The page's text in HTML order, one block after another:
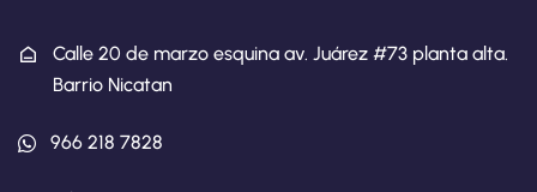
Calle 20 de marzo esquina av. Juárez #73 planta alta.
Barrio Nicatan
966 218 7828